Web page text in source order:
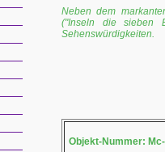
Neben dem
("Inseln die sieben
Sehenswürdigkeiten.
Objekt-Nummer: